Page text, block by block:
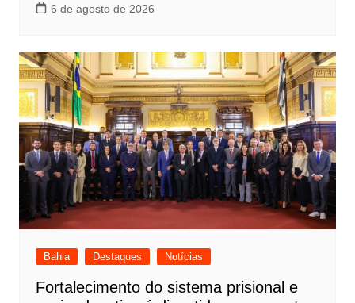
6 de agosto de 2026
Bahia Destaques Notícias
Fortalecimento do sistema prisional e